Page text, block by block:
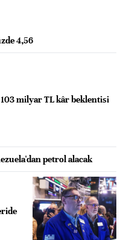
4,56
milyar TL kâr beklentisi
petrol alacak